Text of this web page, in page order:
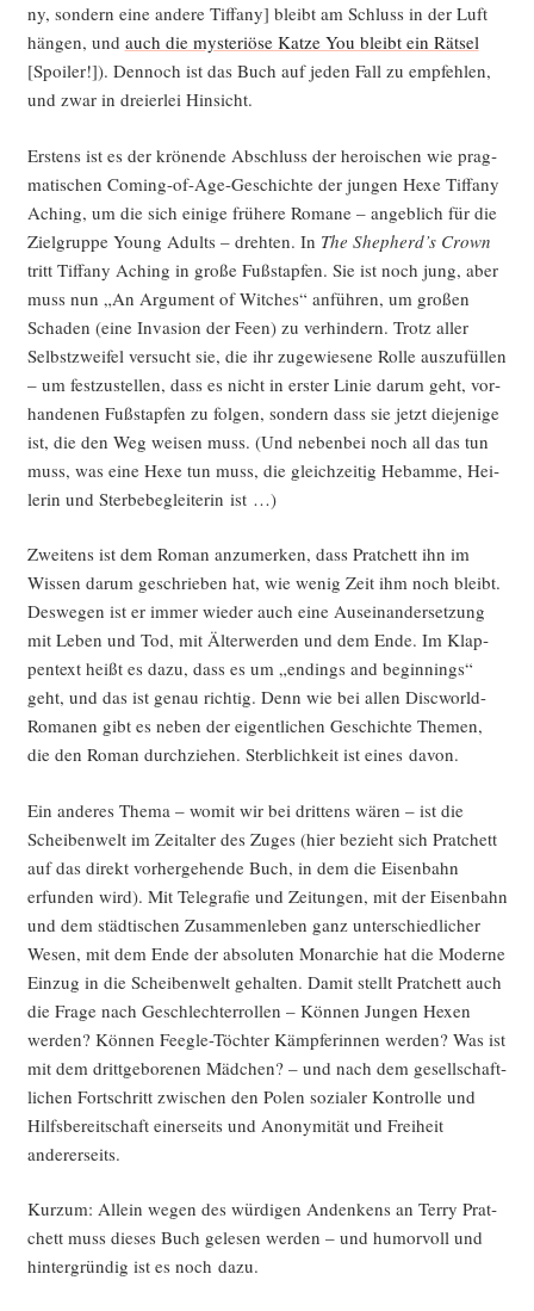
ny, son­dern eine ande­re Tif­fa­ny] bleibt am Schluss in der Luft
hän­gen, und auch die mys­te­riö­se Kat­ze You bleibt ein Rät­sel
[Spoi­ler!]). Den­noch ist das Buch auf jeden Fall zu emp­feh­len,
und zwar in drei­er­lei Hinsicht.
Ers­tens ist es der krö­nen­de Abschluss der heroi­schen wie prag­
ma­ti­schen Coming-of-Age-Geschich­te der jun­gen Hexe Tif­fa­ny
Aching, um die sich eini­ge frü­he­re Roma­ne – angeb­lich für die
Ziel­grup­pe Young Adults – dreh­ten. In The Shepherd’s Crown
tritt Tif­fa­ny Aching in gro­ße Fuß­stap­fen. Sie ist noch jung, aber
muss nun „An Argu­ment of Wit­ches“ anfüh­ren, um gro­ßen
Scha­den (eine Inva­si­on der Feen) zu ver­hin­dern. Trotz aller
Selbst­zwei­fel ver­sucht sie, die ihr zuge­wie­se­ne Rol­le aus­zu­fül­len
– um fest­zu­stel­len, dass es nicht in ers­ter Linie dar­um geht, vor­
han­de­nen Fuß­stap­fen zu fol­gen, son­dern dass sie jetzt die­je­ni­ge
ist, die den Weg wei­sen muss. (Und neben­bei noch all das tun
muss, was eine Hexe tun muss, die gleich­zei­tig Heb­am­me, Hei­
le­rin und Ster­be­be­glei­te­rin ist …)
Zwei­tens ist dem Roman anzu­mer­ken, dass Prat­chett ihn im
Wis­sen dar­um geschrie­ben hat, wie wenig Zeit ihm noch bleibt.
Des­we­gen ist er immer wie­der auch eine Aus­ein­an­der­set­zung
mit Leben und Tod, mit Älter­wer­den und dem Ende. Im Klap­
pen­text heißt es dazu, dass es um „endings and begin­nings“
geht, und das ist genau rich­tig. Denn wie bei allen Disc­world-
Roma­nen gibt es neben der eigent­li­chen Geschich­te The­men,
die den Roman durch­zie­hen. Sterb­lich­keit ist eines davon.
Ein ande­res The­ma – womit wir bei drit­tens wären – ist die
Schei­ben­welt im Zeit­al­ter des Zuges (hier bezieht sich Prat­chett
auf das direkt vor­her­ge­hen­de Buch, in dem die Eisen­bahn
erfun­den wird). Mit Tele­gra­fie und Zei­tun­gen, mit der Eisen­bahn
und dem städ­ti­schen Zusam­men­le­ben ganz unter­schied­li­cher
Wesen, mit dem Ende der abso­lu­ten Mon­ar­chie hat die Moder­ne
Ein­zug in die Schei­ben­welt gehal­ten. Damit stellt Prat­chett auch
die Fra­ge nach Geschlech­ter­rol­len – Kön­nen Jun­gen Hexen
wer­den? Kön­nen Feegle-Töch­ter Kämp­fe­rin­nen wer­den? Was ist
mit dem dritt­ge­bo­re­nen Mäd­chen? – und nach dem gesell­schaft­
li­chen Fort­schritt zwi­schen den Polen sozia­ler Kon­trol­le und
Hilfs­be­reit­schaft einer­seits und Anony­mi­tät und Frei­heit
andererseits.
Kurz­um: Allein wegen des wür­di­gen Andenkens an Ter­ry Prat­
chett muss die­ses Buch gele­sen wer­den – und humor­voll und
hin­ter­grün­dig ist es noch dazu.